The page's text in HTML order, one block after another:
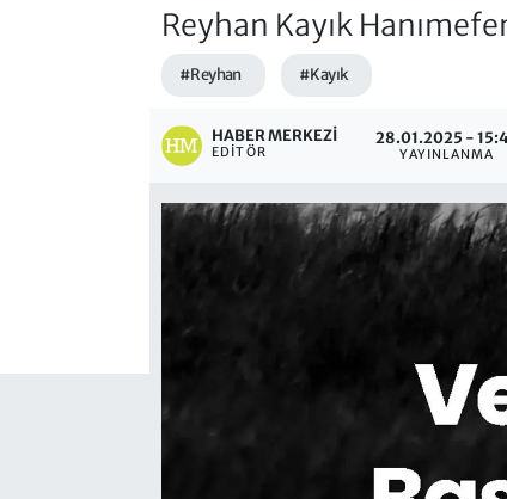
Reyhan Kayık
#Reyhan #Kayık
HABER MERKEZI
EDITÖR
28.01.2025 -
YAYINLANMA